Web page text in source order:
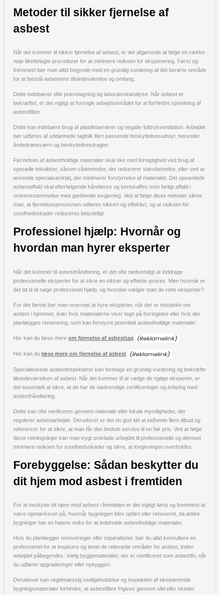
Metoder til sikker fjernelse af
asbest
Når det kommer til sikker fjernelse af asbest, er det afgørende at følge en række
nøje tilrettelagte procedurer for at minimere risikoen for eksponering. Først og
fremmest bør man altid begynde med en grundig vurdering af det berørte område
for at fastslå asbestens tilstedeværelse og omfang.
Dette indebærer ofte prøvetagning og laboratorieanalyse. Når asbest er
bekræftet, er det vigtigt at forsegle arbejdsområdet for at forhindre spredning af
asbestfibre.
Dette kan indebære brug af plastikbarrierer og negativ lufttrykventilation. Arbejdet
bør udføres af uddannede fagfolk iført passende beskyttelsesudstyr, herunder
åndedrætsværn og beskyttelsesdragter.
Fjernelsen af asbestholdige materialer skal ske med forsigtighed ved brug af
specielle teknikker, såsom vådmetoder, der reducerer støvdannelse, eller ved at
anvende specialværktøj, der minimerer forstyrrelse af materialet. Det opsamlede
asbestaffald skal efterfølgende håndteres og bortskaffes som farligt affald i
overensstemmelse med gældende lovgivning. Ved at følge disse metoder sikrer
man, at fjernelsesprocessen udføres sikkert og effektivt, og at risikoen for
sundhedsskader reduceres betydeligt.
Professionel hjælp: Hvornår og
hvordan man hyrer eksperter
Når det kommer til asbesthåndtering, er det ofte nødvendigt at inddrage
professionelle eksperter for at sikre en sikker og effektiv proces. Men hvornår er
det tid til at søge professionel hjælp, og hvordan vælger man de rette eksperter?
For det første bør man overveje at hyre eksperter, når der er mistanke om
asbest i hjemmet, især hvis materialerne viser tegn på forringelse eller hvis der
planlægges renovering, som kan forstyrre potentielt asbestholdige materialer.
Her kan du læse mere om fjernelse af asbesttag
Her kan du læse mere om fjernelse af asbest
Specialiserede asbestinspektører kan foretage en grundig vurdering og bekræfte
tilstedeværelsen af asbest. Når det kommer til at vælge de rigtige eksperter, er
det essentielt at sikre, at de har de nødvendige certificeringer og erfaring med
asbesthåndtering.
Dette kan ofte verificeres gennem nationale eller lokale myndigheder, der
regulerer asbestarbejde. Derudover er det en god idé at indhente flere tilbud og
referencer for at sikre, at man får den bedste service til en fair pris. Ved at følge
disse retningslinjer kan man trygt overlade arbejdet til professionelle og dermed
minimere risikoen for sundhedsskader og sikre, at lovgivningen overholdes.
Forebyggelse: Sådan beskytter du
dit hjem mod asbest i fremtiden
For at beskytte dit hjem mod asbest i fremtiden er det vigtigt først og fremmest at
være opmærksom på, hvornår bygningen blev opført eller renoveret, da ældre
bygninger har en højere risiko for at indeholde asbestholdige materialer.
Hvis du planlægger renoveringer eller reparationer, bør du altid konsultere en
professionel for at inspicere og teste de relevante områder for asbest, inden
arbejdet påbegyndes. Vælg byggematerialer, der er certificeret som asbestfri, når
du udfører opgraderinger eller nybyggeri.
Derudover kan regelmæssig vedligeholdelse og inspektion af eksisterende
bygningsmaterialer forhindre, at asbestfibre frigives gennem slid eller skader.